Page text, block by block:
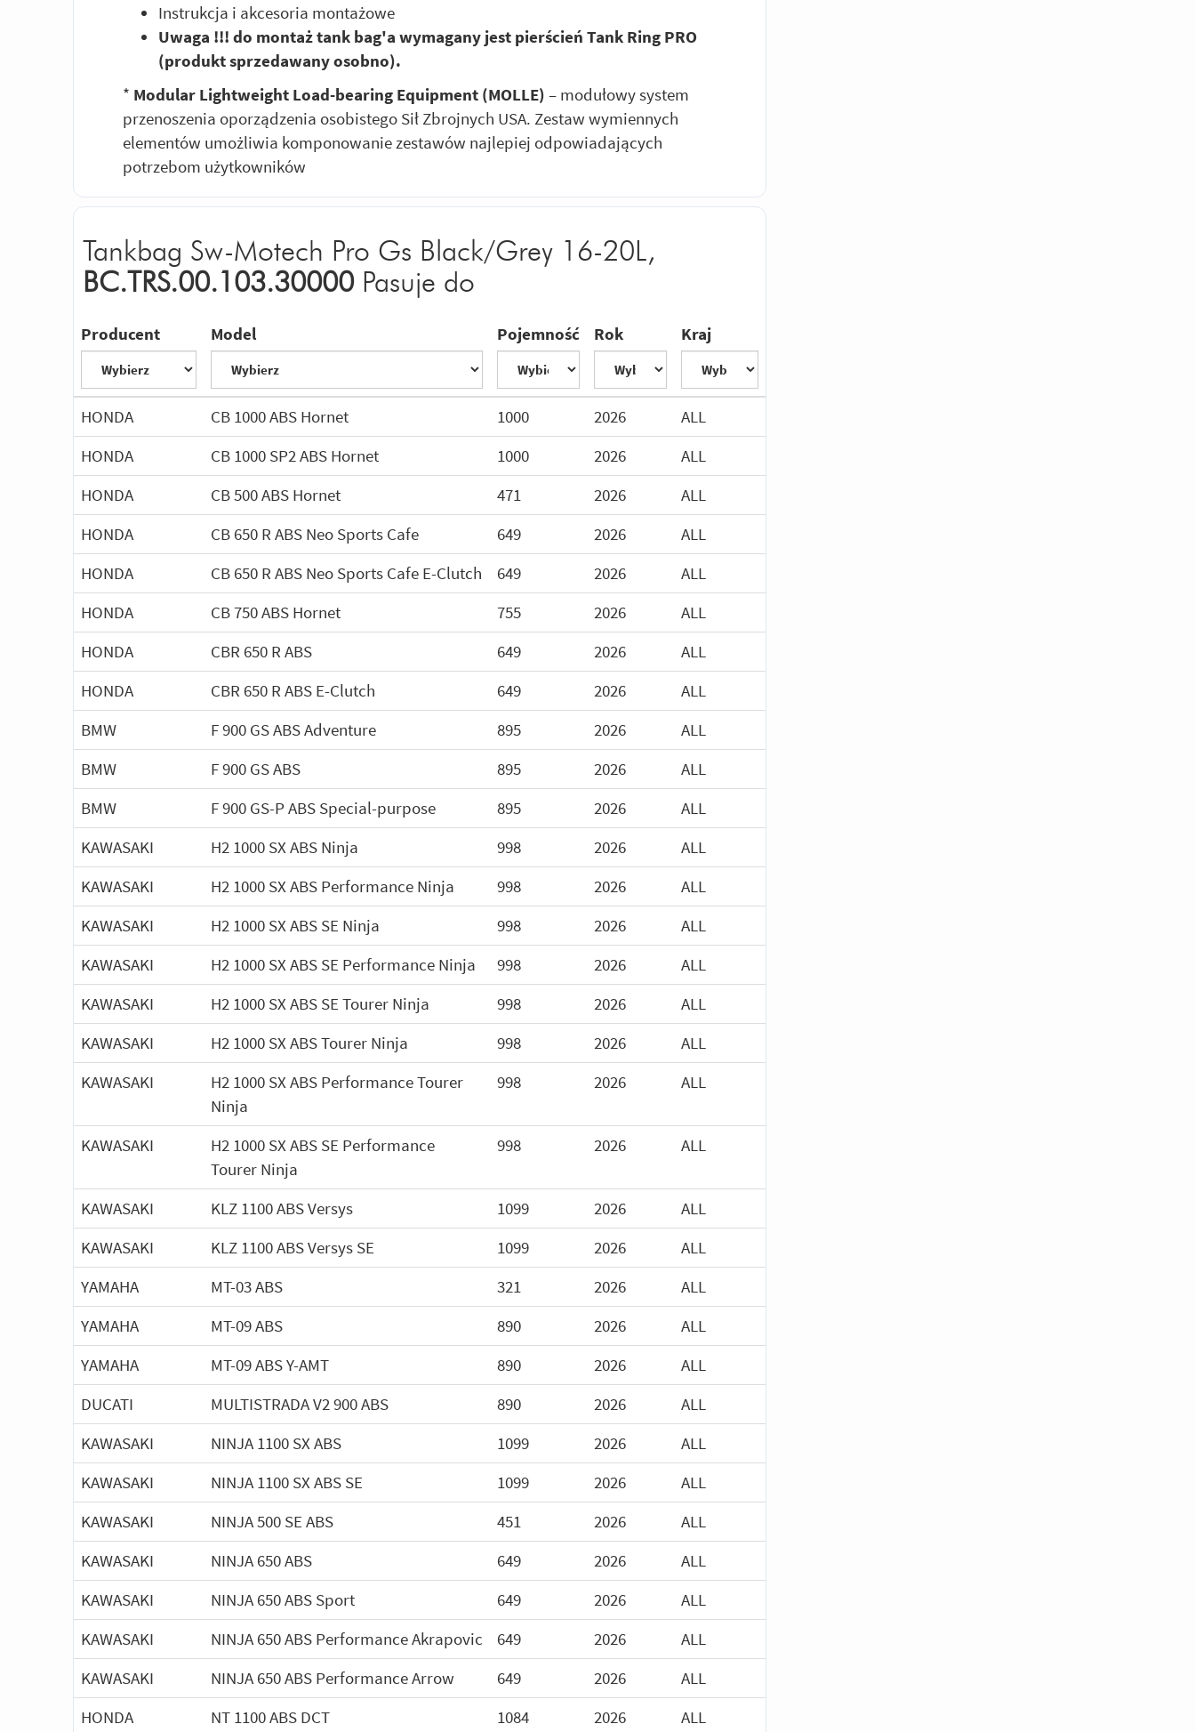
Instrukcja i akcesoria montażowe
Uwaga !!! do montaż tank bag'a wymagany jest pierścień Tank Ring PRO
(produkt sprzedawany osobno).
* Modular Lightweight Load-bearing Equipment (MOLLE) – modułowy system
przenoszenia oporządzenia osobistego Sił Zbrojnych USA. Zestaw wymiennych
elementów umożliwia komponowanie zestawów najlepiej odpowiadających
potrzebom użytkowników
Tankbag Sw-Motech Pro Gs Black/Grey 16-20L,
BC.TRS.00.103.30000Pasuje do
Producent Model Pojemność Rok Kraj
HONDA CB 1000 ABS Hornet 1000 2026
ALL
HONDA
CB 1000 SP2 ABS Hornet 1000 2026
ALL
HONDA
CB 500 ABS Hornet 471 2026
ALL
HONDA
CB 650 R ABS Neo Sports Cafe 649 2026
ALL
HONDA
CB 650 R ABS Neo Sports Cafe E-Clutch 649 2026
ALL
HONDA
CB 750 ABS Hornet 755 2026
ALL
HONDA
CBR 650 R ABS 649 2026
ALL
HONDA
CBR 650 R ABS E-Clutch 649 2026
ALL
BMW
F 900 GS ABS Adventure 895 2026
ALL
BMW
F 900 GS ABS 895 2026
ALL
BMW
F 900 GS-P ABS Special-purpose 895 2026
ALL
KAWASAKI
H2 1000 SX ABS Ninja 998 2026
ALL
KAWASAKI
H2 1000 SX ABS Performance Ninja 998 2026
ALL
KAWASAKI
H2 1000 SX ABS SE Ninja 998 2026
ALL
KAWASAKI
H2 1000 SX ABS SE Performance Ninja 998 2026
ALL
KAWASAKI
H2 1000 SX ABS SE Tourer Ninja 998 2026
ALL
KAWASAKI
H2 1000 SX ABS Tourer Ninja 998 2026
ALL
KAWASAKI
H2 1000 SX ABS Performance Tourer
Ninja
998 2026 ALL
KAWASAKI
H2 1000 SX ABS SE Performance
Tourer Ninja
998 2026 ALL
KAWASAKI KLZ 1100 ABS Versys 1099 2026
ALL
KAWASAKI
KLZ 1100 ABS Versys SE 1099 2026
ALL
YAMAHA
MT-03 ABS 321 2026
ALL
YAMAHA
MT-09 ABS 890 2026
ALL
YAMAHA
MT-09 ABS Y-AMT 890 2026
ALL
DUCATI
MULTISTRADA V2 900 ABS 890 2026
ALL
KAWASAKI
NINJA 1100 SX ABS 1099 2026
ALL
KAWASAKI
NINJA 1100 SX ABS SE 1099 2026
ALL
KAWASAKI
NINJA 500 SE ABS 451 2026
ALL
KAWASAKI
NINJA 650 ABS 649 2026
ALL
KAWASAKI
NINJA 650 ABS Sport 649 2026
ALL
KAWASAKI
NINJA 650 ABS Performance Akrapovic 649 2026
ALL
KAWASAKI
NINJA 650 ABS Performance Arrow 649 2026
ALL
HONDA
NT 1100 ABS DCT 1084 2026 ALL